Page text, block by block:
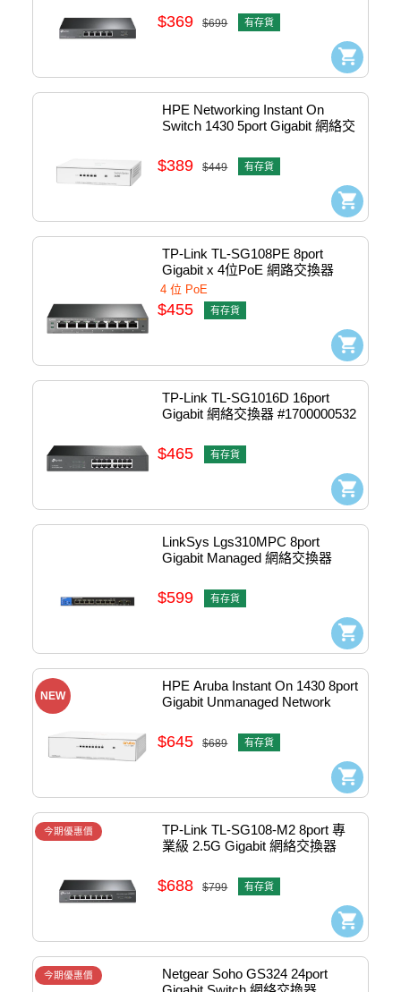
$369 $699 有存貨
HPE Networking Instant On
Switch 1430 5port Gigabit 網絡交
$389 $449 有存貨
TP-Link TL-SG108PE 8port
Gigabit x 4位PoE 網路交換器
#1700000448 / 1760500159
4 位 PoE
$455 有存貨
TP-Link TL-SG1016D 16port
Gigabit 網絡交換器 #1700000532
$465 有存貨
LinkSys Lgs310MPC 8port
Gigabit Managed 網絡交換器
EU
$599 有存貨
NEW
HPE Aruba Instant On 1430 8port
Gigabit Unmanaged Network
$645 $689 有存貨
今期優惠價
TP-Link TL-SG108-M2 8port 專
業級 2.5G Gigabit 網絡交換器
$688 $799 有存貨
今期優惠價
Netgear Soho GS324 24port